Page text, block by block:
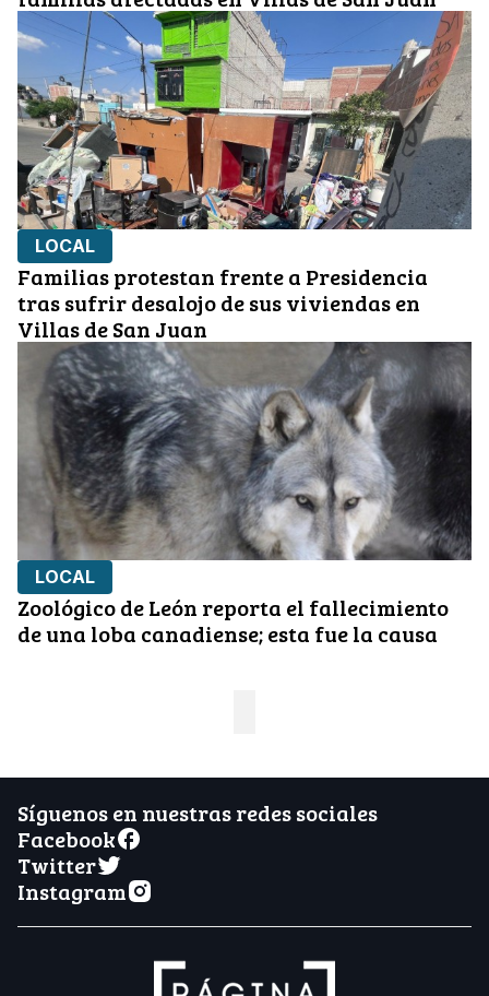
LOCAL
Familias protestan frente a Presidencia
tras sufrir desalojo de sus viviendas en
Villas de San Juan
LOCAL
Zoológico de León reporta el fallecimiento
de una loba canadiense; esta fue la causa
Síguenos en nuestras redes sociales
Facebook
Twitter
Instagram